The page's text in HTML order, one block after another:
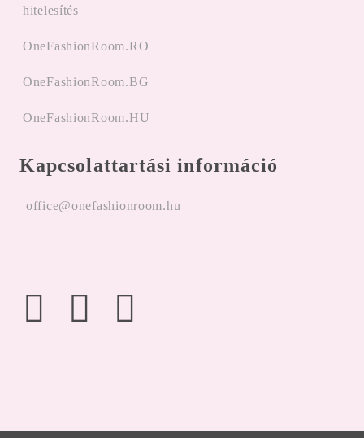
hitelesítés
OneFashionRoom.RO
OneFashionRoom.BG
OneFashionRoom.HU
Kapcsolattartási információ
office@onefashionroom.hu